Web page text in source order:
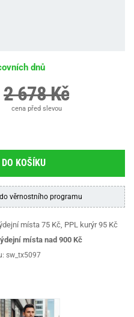
dnů
2 678 Kč
cena před slevou
KOŠÍKU
do věrnostního programu
místa 75 Kč, PPL kurýr 95 Kč
místa nad 900 Kč
sw_tx5097